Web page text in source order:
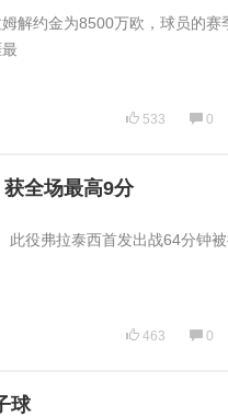
解约金为8500万欧，球员的赛
533 0
全场最高9分
此役弗拉泰西首发出战64分钟
463 0
球